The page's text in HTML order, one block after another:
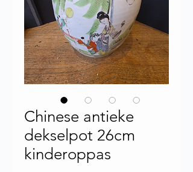
Chinese antieke
dekselpot 26cm
kinderoppas